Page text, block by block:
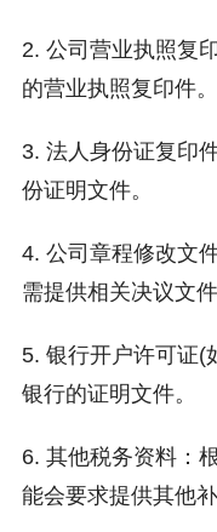
2. 公司营业执照复
的营业执照复印件。
3. 法人身份证复印
份证明文件。
4. 公司章程修改文
需提供相关决议文件
5. 银行开户许可证(
银行的证明文件。
6. 其他税务资料：
能会要求提供其他补